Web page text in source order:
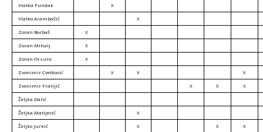
Vlatka Fundak X
Vlatko Arambašić X
Zoran Borbaš X
Zoran Mihalj X
Zoran Orsulic X
Zvonimir Cvetković X X X
Zvonimir Franjić X X X
Željka Dalić
Željka Matijević X
Željko Jurkić X X X